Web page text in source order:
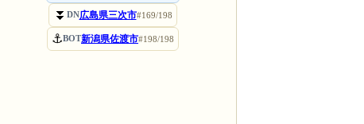
⏬ DN広島県三次市#169/198
⚓BOT新潟県佐渡市#198/198